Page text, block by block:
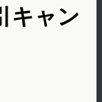
キャン